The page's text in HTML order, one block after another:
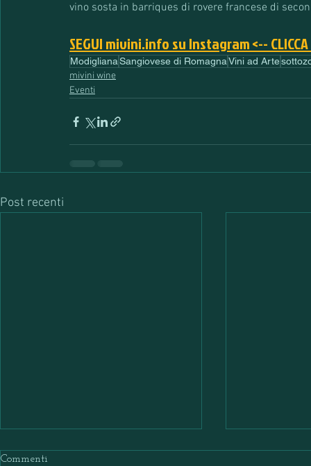
vino sosta in barriques di rovere francese di
SEGUI mivini.info su Instagram <-- CLICCA
ModiglianaSangiovese di RomagnaVini ad Arte
mivini wine
Eventi
Post recenti
Commenti